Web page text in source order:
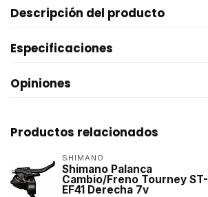
Descripción del producto
Especificaciones
Opiniones
Productos relacionados
SHIMANO
Shimano Palanca
Cambio/Freno Tourney ST-
EF41 Derecha 7v